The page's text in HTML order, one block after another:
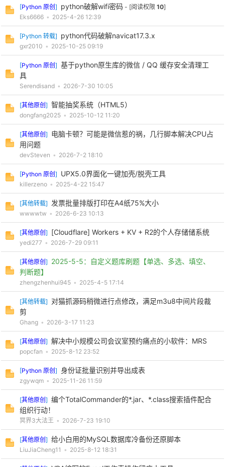
52
po
cn
[Python 原创 ] python破解wifi密码 - [阅读权限 10]
Eks6666 • 2025-4-26 12:39
[Python 转载] python代码破解navicat17.3.x
gxr2010 • 2025-10-25 09:19
[Python 原创 ] 基于python原生库的微信 / QQ 缓存安全清理工
具
Serendisand • 2026-7-30 10:05
[其他原创 ] 智能抽奖系统（HTML5）
dongfang2025 • 2025-10-12 11:20
[其他原创 ] 电脑卡顿？可能是微信惹的祸，几行脚本解决CPU占
用问题
devSteven • 2026-7-2 18:10
[Python 原创 ] UPX5.0界面化一键加壳/脱壳工具
killerzeno • 2025-4-22 15:47
[其他转载] 发票批量排版打印在A4纸75%大小
wwwwtw • 2026-6-23 10:13
[其他原创 ] [Cloudflare] Workers + KV + R2的个人存储储系统
yedi277 • 2026-7-29 09:11
[其他原创 ] 2025-5-5：自定义题库刷题【单选、多选、填空、
判断题】
zhengzhenhui945 • 2025-4-5 17:14
[其他转载] 对猫抓源码稍微进行点修改，满足m3u8中间片段裁
剪
Ghang • 2026-3-17 11:23
[其他原创 ] 解决中小规模公司会议室预约痛点的小软件：MRS
popcfan • 2025-8-12 23:52
[Python 原创 ] 身份证批量识别并导出成表
zgywqm • 2025-11-26 11:59
[其他原创 ] 编个TotalCommander的*.jar、*.class搜索插件配合
组织行动！
冥界3大法王 • 2026-7-23 19:10
[其他原创 ] 给小白用的MySQL数据库冷备份还原脚本
LiuJiaCheng11 • 2025-8-12 18:31